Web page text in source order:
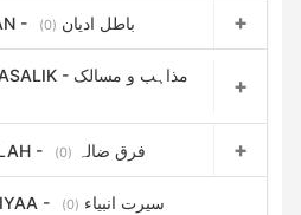
0060 - BAATIL ADYAAN - باطل ادیان (0)
0070 - MAZAHIB O MASALIK - مذاہب و مسالک
0080 - FIRAQ E ZAALLAH - فرق ضالہ (0)
0085 - SEERAT E ANBIYAA - سیرت انبیاء (0)